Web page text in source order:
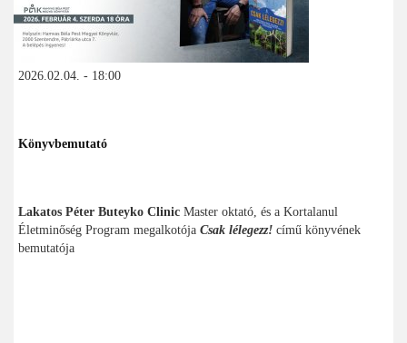
2026.02.04. - 18:00
Könyvbemutató
Lakatos Péter Buteyko Clinic Master oktató, és a Kortalanul
Életminőség Program megalkotója Csak lélegezz! című könyvének
bemutatója